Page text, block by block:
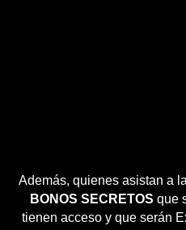
Además, quienes asistan a
BONOS SECRETOS que
tienen acceso y que serán